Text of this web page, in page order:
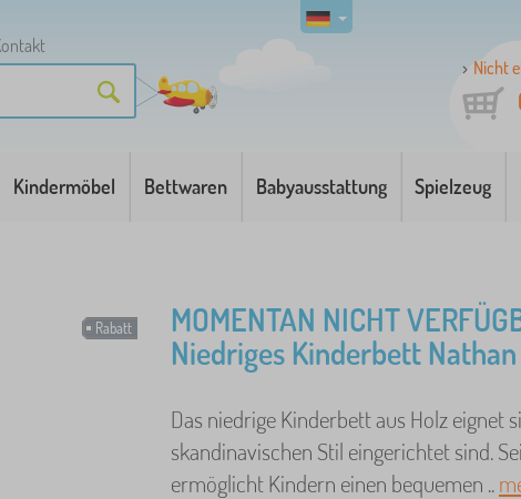
Nicht
Kindermöbel Bettwaren Babyausstattung Spielzeug
Rabatt
MOMENTAN NICHT
Niedriges Kinderbett Nathan
Das niedrige Kinderbett aus Holz eignet
skandinavischen Stil eingerichtet sind.
ermöglicht Kindern einen bequemen ..